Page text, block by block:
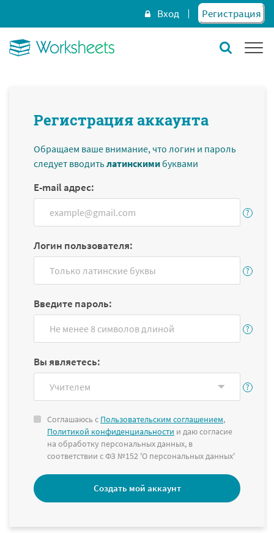
Вход Регистрация
Регистрация аккаунта
Обращаем ваше внимание, что логин и пароль
следует вводитьлатинскимибуквами
E-mail адрес:
Логин пользователя:
Введите пароль:
Вы являетесь:
Соглашаюсь с Пользовательским соглашением,
Политикой конфиденциальности и даю согласие
на обработку персональных данных, в
соответствии с ФЗ №152 'О персональных данных'